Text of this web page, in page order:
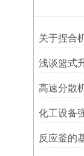
关于捏合
化工设备
反应釜的